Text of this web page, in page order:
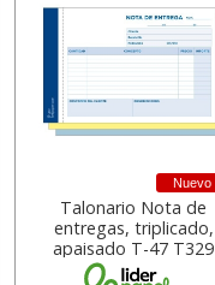
Nuevo
Talonario Nota de
entregas, triplicado,
apaisado T-47 T329